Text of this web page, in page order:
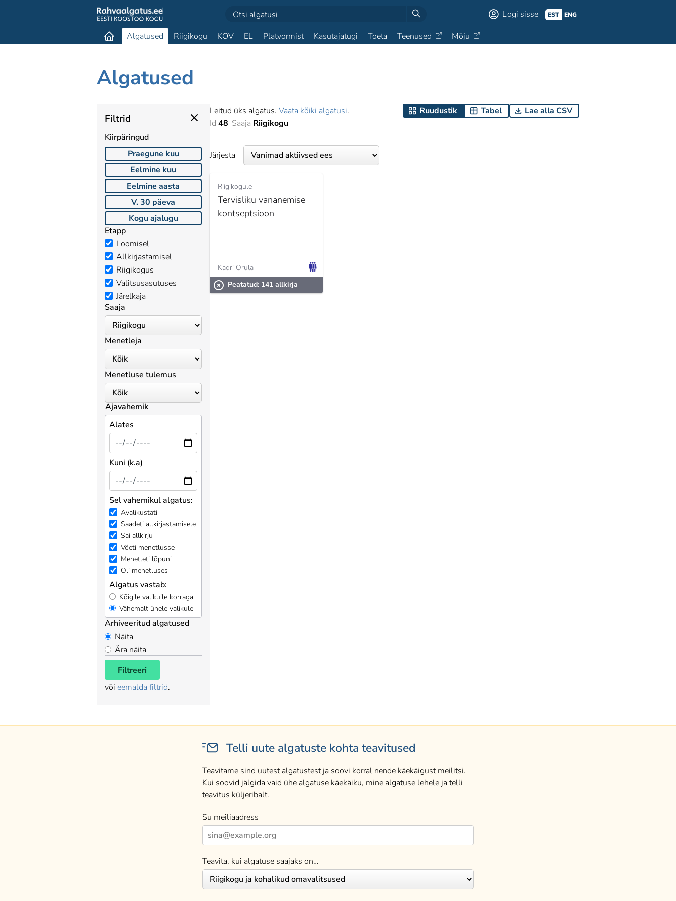
Logi sisse EST ENG
Algatused Riigikogu KOV EL Platvormist Kasutajatugi Toeta Teenused Mõju
Algatused
Filtrid
Kiirpäringud
Praegune kuu
Eelmine kuu
Eelmine aasta
V. 30 päeva
Kogu ajalugu
Etapp
Loomisel
Allkirjastamisel
Riigikogus
Valitsusasutuses
Järelkaja
Saaja
Menetleja
Menetluse tulemus
Ajavahemik
Alates
Kuni (k.a)
Sel vahemikul algatus:
Avalikustati
Saadeti allkirjastamisele
Sai allkirju
Võeti menetlusse
Menetleti lõpuni
Oli menetluses
Algatus vastab:
Kõigile valikuile korraga
Vähemalt ühele valikule
Arhiveeritud algatused
Näita
Ära näita
Filtreeri
või eemalda filtrid.
Leitud üks algatus. Vaata kõiki algatusi. Ruudustik Tabel
Lae alla CSV
Id 48 Saaja Riigikogu
Järjesta
Riigikogule
Tervisliku vananemise
kontseptsioon
Kadri Orula
Peatatud: 141 allkirja
Telli uute algatuste kohta teavitused
Teavitame sind uutest algatustest ja soovi korral nende käekäigust meilitsi.
Kui soovid jälgida vaid ühe algatuse käekäiku, mine algatuse lehele ja telli
teavitus küljeribalt.
Su meiliaadress
Teavita, kui algatuse saajaks on…